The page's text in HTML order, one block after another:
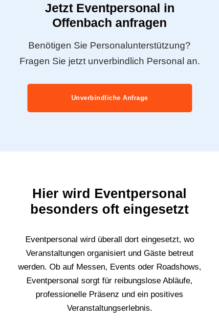
Jetzt Eventpersonal in
Offenbach anfragen
Benötigen Sie Personalunterstützung?
Fragen Sie jetzt unverbindlich Personal an.
Unverbindliche Anfrage
Hier wird Eventpersonal
besonders oft eingesetzt
Eventpersonal wird überall dort eingesetzt, wo
Veranstaltungen organisiert und Gäste betreut
werden. Ob auf Messen, Events oder Roadshows,
Eventpersonal sorgt für reibungslose Abläufe,
professionelle Präsenz und ein positives
Veranstaltungserlebnis.